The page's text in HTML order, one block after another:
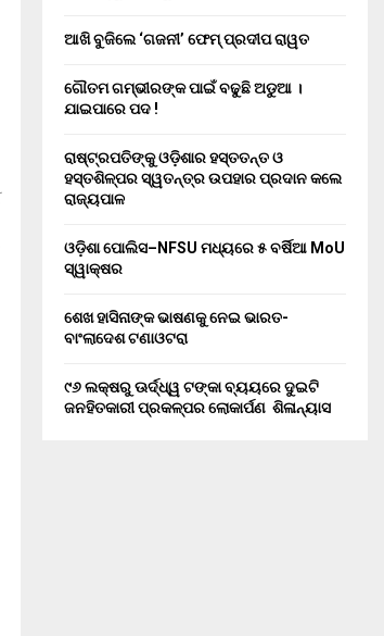
ଆଖି ବୁଜିଲେ ‘ଗଜନୀ’ ଫେମ୍ ପ୍ରଦୀପ ରାୱତ
ଗୌତମ ଗମ୍ଭୀରଙ୍କ ପାଇଁ ବଢୁଛି ଅଡୁଆ ।
ଯାଇପାରେ ପଦ !
ରାଷ୍ଟ୍ରପତିଙ୍କୁ ଓଡ଼ିଶାର ହସ୍ତତନ୍ତ ଓ
ହସ୍ତଶିଳ୍ପର ସ୍ୱତନ୍ତ୍ର ଉପହାର ପ୍ରଦାନ କଲେ
ରାଜ୍ୟପାଳ
ଓଡ଼ିଶା ପୋଲିସ–NFSU ମଧ୍ୟରେ ୫ ବର୍ଷିଆ MoU
ସ୍ୱାକ୍ଷର
ଶେଖ ହାସିନାଙ୍କ ଭାଷଣକୁ ନେଇ ଭାରତ-
ବାଂଲାଦେଶ ଟଣାଓଟରା
୯୬ ଲକ୍ଷରୁ ଊର୍ଦ୍ଧ୍ୱ ଟଙ୍କା ବ୍ୟୟରେ ଦୁଇଟି
ଜନହିତକାରୀ ପ୍ରକଳ୍ପର ଲୋକାର୍ପଣ ଶିଳାନ୍ୟାସ